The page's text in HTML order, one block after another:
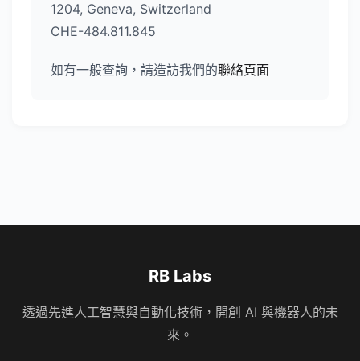
1204, Geneva, Switzerland
CHE-484.811.845
如有一般查詢，請造訪我們的聯絡頁面
RB Labs
透過先進人工智慧與自動化技術，開創 AI 與機器人的未
來。